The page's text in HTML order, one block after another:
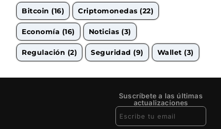
Bitcoin (16) Criptomonedas (22)
Economía (16) Noticias (3)
Regulación (2) Seguridad (9) Wallet (3)
Suscríbete a las últimas
actualizaciones